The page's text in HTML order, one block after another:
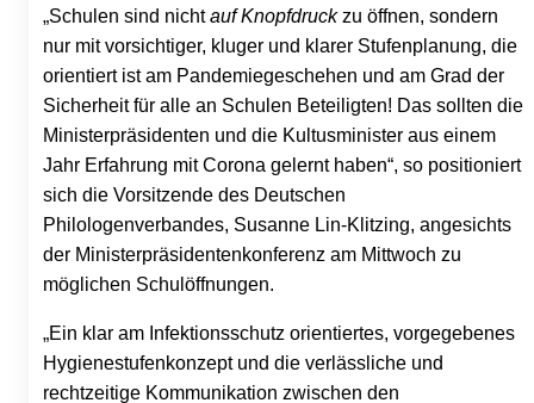
„Schulen sind nichtauf Knopfdruckzu öffnen, sondern
nur mit vorsichtiger, kluger und klarer Stufenplanung, die
orientiert ist am Pandemiegeschehen und am Grad der
Sicherheit für alle an Schulen Beteiligten! Das sollten die
Ministerpräsidenten und die Kultusminister aus einem
Jahr Erfahrung mit Corona gelernt haben“, so positioniert
sich die Vorsitzende des Deutschen
Philologenverbandes, Susanne Lin-Klitzing, angesichts
der Ministerpräsidentenkonferenz am Mittwoch zu
möglichen Schulöffnungen.
„Ein klar am Infektionsschutz orientiertes, vorgegebenes
Hygienestufenkonzept und die verlässliche und
rechtzeitige Kommunikation zwischen den